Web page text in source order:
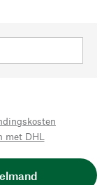
met DHL